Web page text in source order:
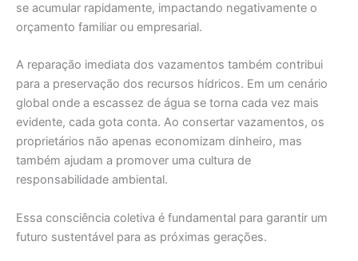
se acumular rapidamente, impactando negativamente o
orçamento familiar ou empresarial.
A reparação imediata dos vazamentos também contribui
para a preservação dos recursos hídricos. Em um cenário
global onde a escassez de água se torna cada vez mais
evidente, cada gota conta. Ao consertar vazamentos, os
proprietários não apenas economizam dinheiro, mas
também ajudam a promover uma cultura de
responsabilidade ambiental.
Essa consciência coletiva é fundamental para garantir um
futuro sustentável para as próximas gerações.